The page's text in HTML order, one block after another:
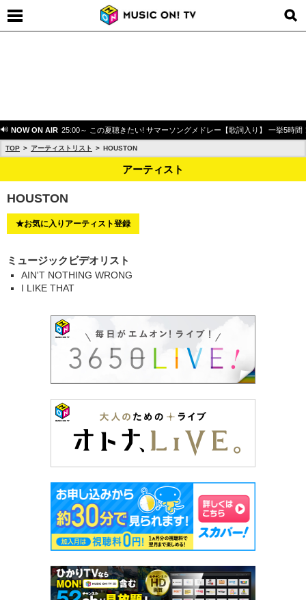
NOW ON AIR 25:00～ この夏聴きたい! サマーソングメドレー【歌詞入り】 一挙5時間
TOP アーティストリスト HOUSTON
アーティスト
HOUSTON
★お気に入りアーティスト登録
ミュージックビデオリスト
AIN'T NOTHING WRONG
I LIKE THAT